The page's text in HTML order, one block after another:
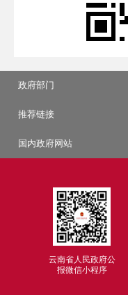
政府部门
推荐链接
国内政府网站
云南省人民政府公
报微信小程序